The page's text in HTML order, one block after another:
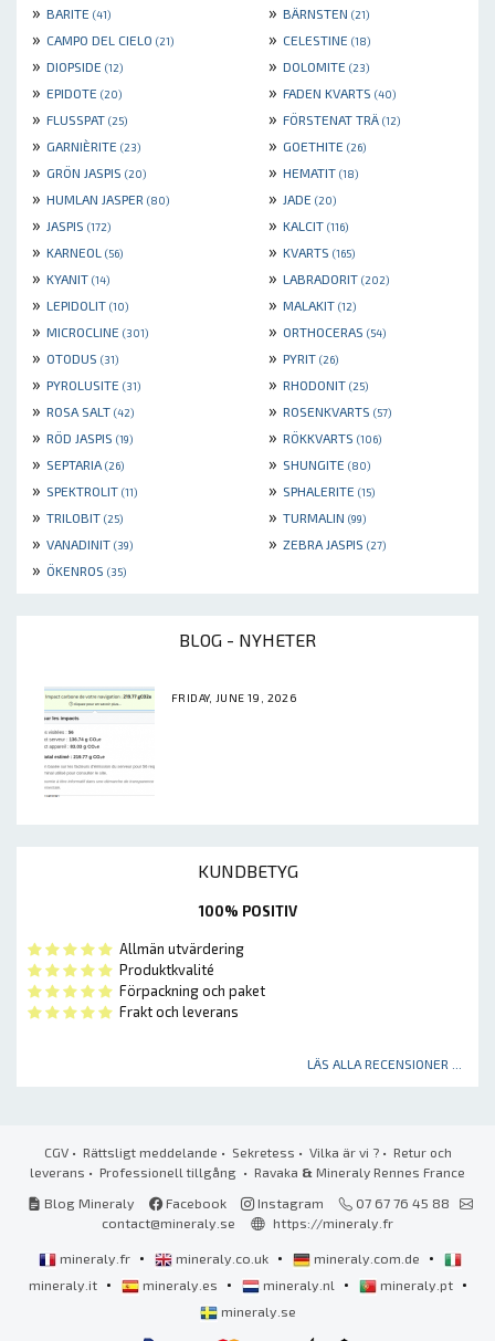
» BARITE (41) » BÄRNSTEN (21)
» CAMPO DEL CIELO (21) » CELESTINE (18)
» DIOPSIDE (12) » DOLOMITE (23)
» EPIDOTE (20) » FADEN KVARTS (40)
» FLUSSPAT (25) » FÖRSTENAT TRÄ (12)
» GARNIÈRITE (23) » GOETHITE (26)
» GRÖN JASPIS (20) » HEMATIT (18)
» HUMLAN JASPER (80) » JADE (20)
» JASPIS (172) » KALCIT (116)
» KARNEOL (56) » KVARTS (165)
» KYANIT (14) » LABRADORIT (202)
» LEPIDOLIT (10) » MALAKIT (12)
» MICROCLINE (301) » ORTHOCERAS (54)
» OTODUS (31) » PYRIT (26)
» PYROLUSITE (31) » RHODONIT (25)
» ROSA SALT (42) » ROSENKVARTS (57)
» RÖD JASPIS (19) » RÖKKVARTS (106)
» SEPTARIA (26) » SHUNGITE (80)
» SPEKTROLIT (11) » SPHALERITE (15)
» TRILOBIT (25) » TURMALIN (99)
» VANADINIT (39) » ZEBRA JASPIS (27)
» ÖKENROS (35)
BLOG - NYHETER
FRIDAY, JUNE 19, 2026
KUNDBETYG
100% POSITIV
Allmän utvärdering
Produktkvalité
Förpackning och paket
Frakt och leverans
LÄS ALLA RECENSIONER ...
CGV• Rättsligt meddelande • Sekretess • Vilka är vi ?• Retur och
leverans • Professionell tillgång • Ravaka & Mineraly Rennes France
Blog Mineraly
Facebook Instagram
07 67 76 45 88
contact@mineraly.se
https://mineraly.fr
mineraly.fr • mineraly.co.uk • mineraly.com.de •
mineraly.it • mineraly.es • mineraly.nl • mineraly.pt •
mineraly.se